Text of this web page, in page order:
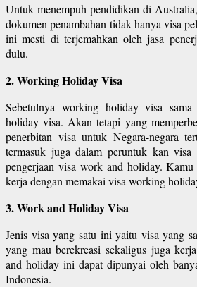
Untuk menempuh pendidikan di
dokumen penambahan tidak hanya visa
ini mesti di terjemahkan oleh jasa
dulu.
2. Working Holiday Visa
Sebetulnya working holiday visa
holiday visa. Akan tetapi yang
penerbitan visa untuk Negara-negara
termasuk juga dalam peruntuk kan
pengerjaan visa work and holiday.
kerja dengan memakai visa working
3. Work and Holiday Visa
Jenis visa yang satu ini yaitu visa yang
yang mau berekreasi sekaligus juga
and holiday ini dapat dipunyai oleh
Indonesia.